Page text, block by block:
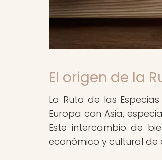
El origen de la
La Ruta de las
Europa con Asia,
Este intercambio de
económico y cultural de